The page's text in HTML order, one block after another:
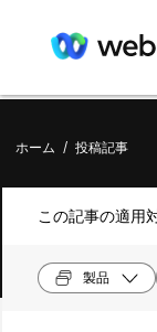
ホーム / 投稿記事
この記事の適用
製品